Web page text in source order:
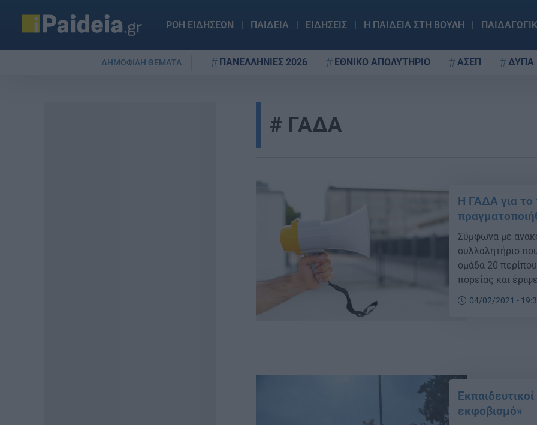
ΡΟΗ ΕΙΔΗΣΕΩΝ ΠΑΙΔΕΙΑ ΕΙΔΗΣΕΙΣ Η ΠΑΙΔΕΙΑ ΣΤΗ ΒΟΥΛΗ
ΔΗΜΟΦΙΛΗ ΘΕΜΑΤΑ ΠΑΝΕΛΛΗΝΙΕΣ 2026 ΕΘΝΙΚΟ ΑΠΟΛΥΤΗΡΙΟ ΑΣΕΠ ΔΥΠΑ
ΓΑΔΑ
Η ΓΑΔΑ για το
Σύμφωνα με
συλλαλητήριο
ομάδα 20
πορείας και
Φεβρουαρίου
ατόμων, στο
04/02/2021 -
εκφοβισμό»